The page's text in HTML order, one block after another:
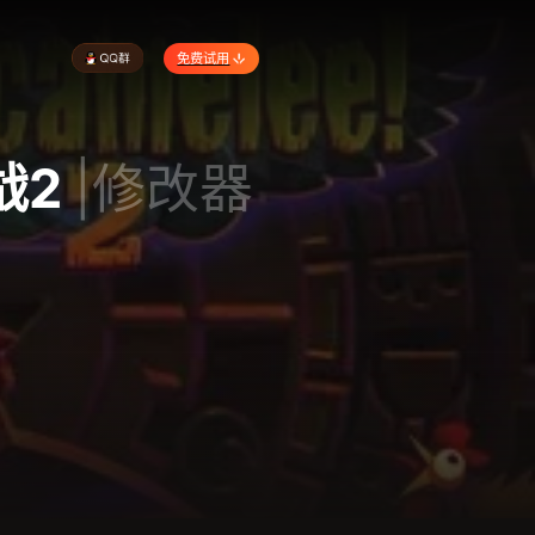
免费试用
2 |修改器